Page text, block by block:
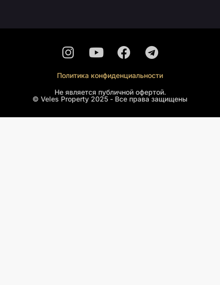
Политика конфиденциальности
Не является публичной офертой.
© Veles Property 2025 - Все права защищены